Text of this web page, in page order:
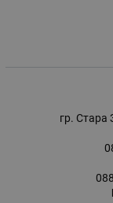
гр. Стара